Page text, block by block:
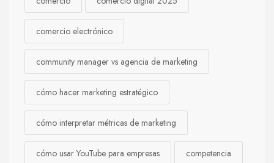
comercio electrónico
community manager vs agencia de marketing
cómo hacer marketing estratégico
cómo interpretar métricas de marketing
cómo usar YouTube para empresas competencia